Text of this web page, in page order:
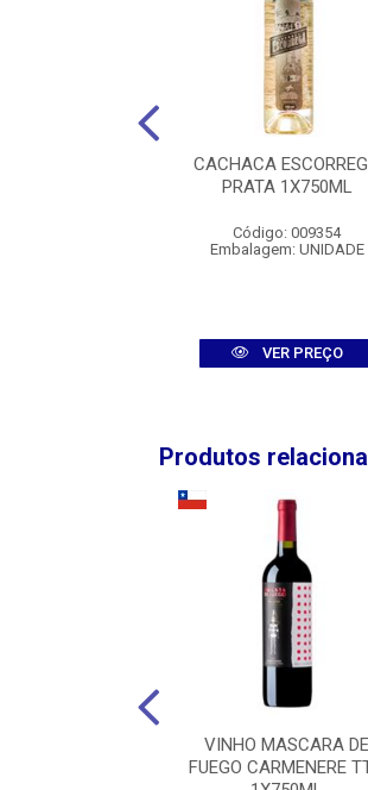
CACHACA
PRATA 1X750ML
Código: 009354
Embalagem: UNIDADE
VER PREÇO
Produtos
VINHO MASCARA DE
FUEGO CARMENERE